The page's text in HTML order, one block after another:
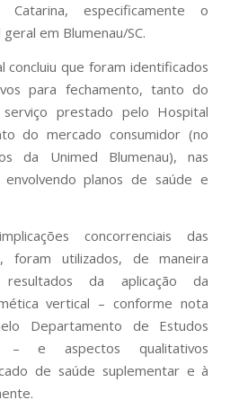
especificamente o
em Blumenau/SC.
concluiu que foram identificados
para fechamento, tanto do
prestado pelo Hospital
do mercado consumidor (no
da Unimed Blumenau), nas
envolvendo planos de saúde e
concorrenciais das
foram utilizados, de maneira
resultados da aplicação da
vertical – conforme nota
Departamento de Estudos
– e aspectos qualitativos
de saúde suplementar e à